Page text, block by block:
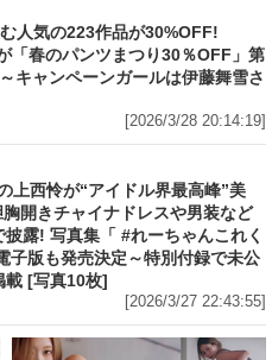
人気の223作品が30%OFF!
「春のパンツまつり30％OFF」第
キャンペーンガールは伊藤舞雪さ
[2026/3/28 20:14:19]
上西怜が“アイドル界最高峰”美
開きチャイナドレスや男装など
披露! 写真集「 #れーちゃんこれく
子版も発売決定～特別付録で未公
載 [写真10枚]
[2026/3/27 22:43:55]